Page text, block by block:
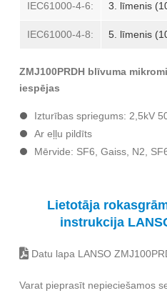
IEC61000-4-6: 3. līmenis
IEC61000-4-8: 5. līmenis
ZMJ100PRDH blīvuma
iespējas
Izturības spriegums: 2,5kV
Ar eļļu pildīts
Mērvide: SF6, Gaiss, N2,
Lietotāja
instrukcija
Datu lapa LANSO
Varat pieprasīt nepieciešamos